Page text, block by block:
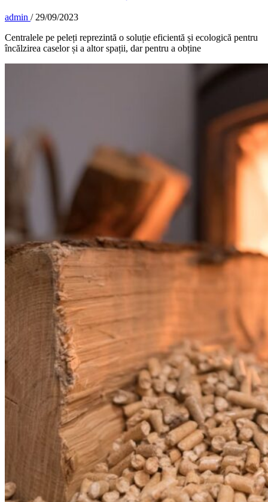
admin / 29/09/2023
Centralele pe peleți reprezintă o soluție eficientă și ecologică pentru
încălzirea caselor și a altor spații, dar pentru a obține